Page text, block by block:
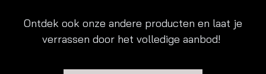
Ontdek ook onze andere producten en laat je
verrassen door het volledige aanbod!